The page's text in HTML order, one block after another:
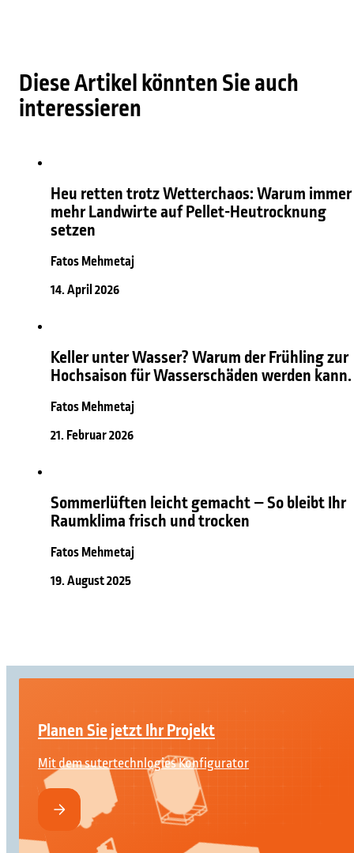
Diese Artikel könnten Sie auch
interessieren
Heu retten trotz Wetterchaos: Warum immer
mehr Landwirte auf Pellet-Heutrocknung
setzen
Fatos Mehmetaj
14. April 2026
Keller unter Wasser? Warum der Frühling zur
Hochsaison für Wasserschäden werden kann.
Fatos Mehmetaj
21. Februar 2026
Sommerlüften leicht gemacht – So bleibt Ihr
Raumklima frisch und trocken
Fatos Mehmetaj
19. August 2025
Planen Sie jetzt Ihr Projekt
Mit dem sutertechnlogies Konfigurator